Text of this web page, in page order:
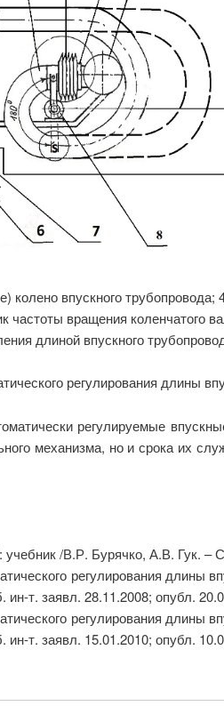
колено впускного
вращения коленчатого
длиной впускного
регулирования длины
регулируемые
механизма, но и срока их
учебник /В.Р. Бурячко, А.В. Гук.
регулирования длины
т. заявл. 28.11.2008; опубл.
регулирования длины
т. заявл. 15.01.2010; опубл.